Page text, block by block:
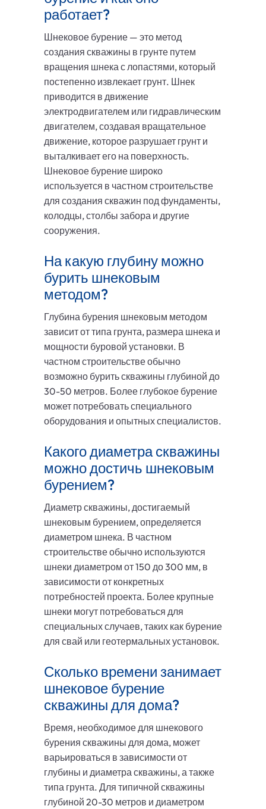
работает?
Шнековое бурение — это метод
создания скважины в грунте путем
вращения шнека с лопастями, который
постепенно извлекает грунт. Шнек
приводится в движение
электродвигателем или гидравлическим
двигателем, создавая вращательное
движение, которое разрушает грунт и
выталкивает его на поверхность.
Шнековое бурение широко
используется в частном строительстве
для создания скважин под фундаменты,
колодцы, столбы забора и другие
сооружения.
На какую глубину можно
бурить шнековым
методом?
Глубина бурения шнековым методом
зависит от типа грунта, размера шнека и
мощности буровой установки. В
частном строительстве обычно
возможно бурить скважины глубиной до
30-50 метров. Более глубокое бурение
может потребовать специального
оборудования и опытных специалистов.
Какого диаметра скважины
можно достичь шнековым
бурением?
Диаметр скважины, достигаемый
шнековым бурением, определяется
диаметром шнека. В частном
строительстве обычно используются
шнеки диаметром от 150 до 300 мм, в
зависимости от конкретных
потребностей проекта. Более крупные
шнеки могут потребоваться для
специальных случаев, таких как бурение
для свай или геотермальных установок.
Сколько времени занимает
шнековое бурение
скважины для дома?
Время, необходимое для шнекового
бурения скважины для дома, может
варьироваться в зависимости от
глубины и диаметра скважины, а также
типа грунта. Для типичной скважины
глубиной 20-30 метров и диаметром